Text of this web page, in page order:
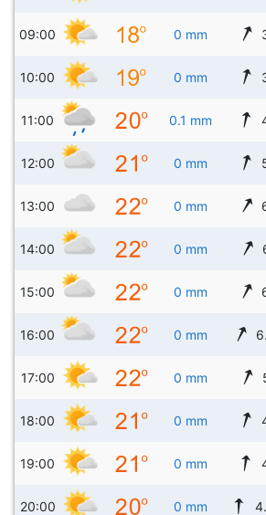
09:00 0 mm
10:00 0 mm
11:00 0.1 mm
12:00 0 mm
13:00 0 mm
14:00 0 mm
15:00 0 mm
16:00 0 mm
17:00 0 mm
18:00 0 mm
19:00 0 mm
20:00 0 mm